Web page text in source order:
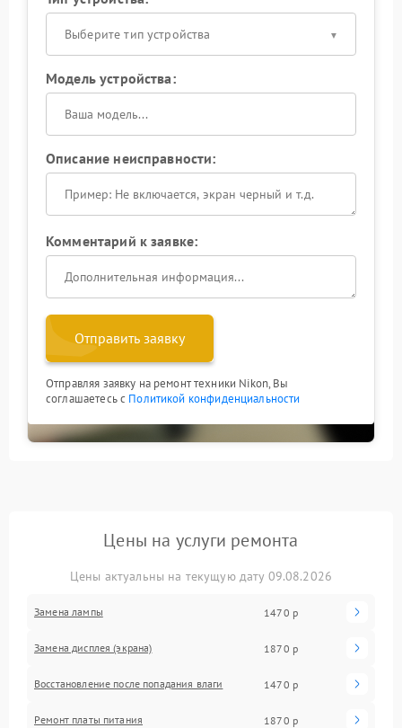
Выберите тип устройства
Модель устройства:
Описание неисправности:
Комментарий к заявке:
Отправить заявку
Отправляя заявку на ремонт техники Nikon, Вы
соглашаетесь с Политикой конфиденциальности
Цены на услуги ремонта
Цены актуальны на текущую дату 09.08.2026
Замена лампы 1470 р
Замена дисплея (экрана) 1870 р
Восстановление после попадания влаги 1470 р
Ремонт платы питания 1870 р